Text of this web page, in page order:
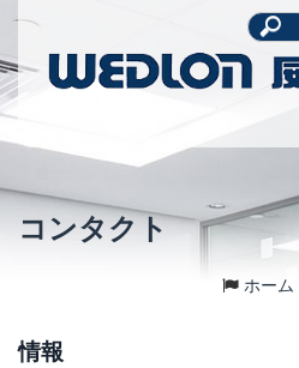
コンタクト
ホーム
情報